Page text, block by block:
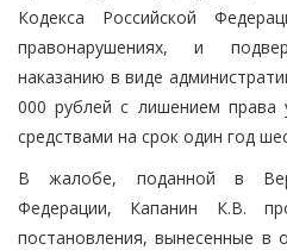
Кодекса Российской
правонарушениях, и
наказанию в виде
000 рублей с лишением права
средствами на срок один год
В жалобе, поданной в
Федерации, Капанин К.В.
постановления, вынесенные в